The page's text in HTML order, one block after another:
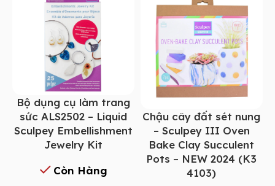
Bộ dụng cụ làm trang
sức ALS2502 – Liquid
Sculpey Embellishment
Jewelry Kit
Còn Hàng
Chậu cây đất sét nung
– Sculpey III Oven
Bake Clay Succulent
Pots – NEW 2024 (K3
4103)